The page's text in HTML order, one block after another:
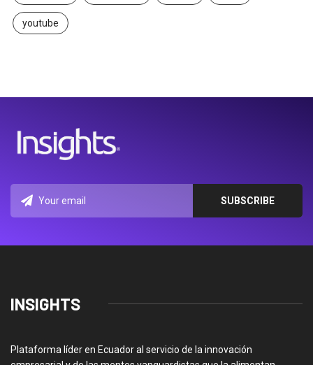
youtube
INSIGHTS
Plataforma líder en Ecuador al servicio de la innovación